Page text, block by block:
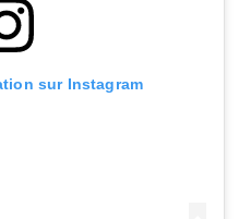
sur Instagram